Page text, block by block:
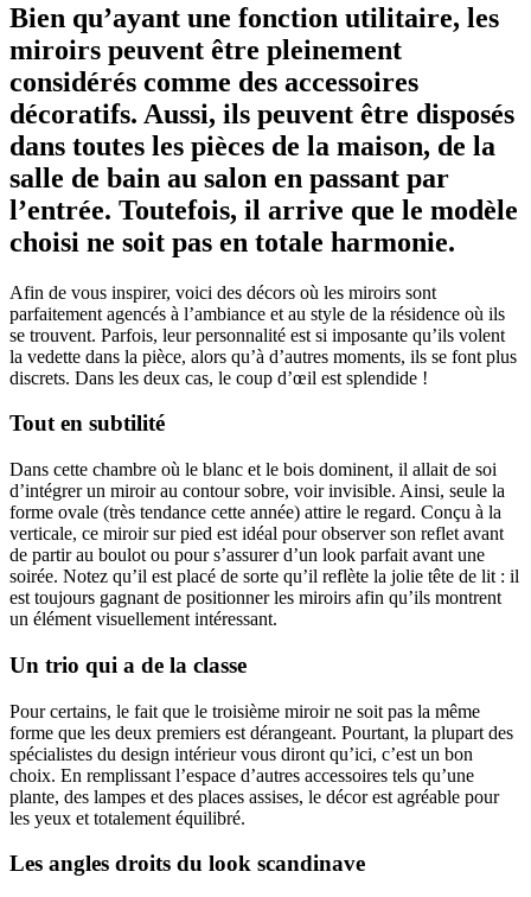
Bien qu’ayant une fonction utilitaire, les
miroirs peuvent être pleinement
considérés comme des accessoires
décoratifs. Aussi, ils peuvent être disposés
dans toutes les pièces de la maison, de la
salle de bain au salon en passant par
l’entrée. Toutefois, il arrive que le modèle
choisi ne soit pas en totale harmonie.
Afin de vous inspirer, voici des décors où les miroirs sont
parfaitement agencés à l’ambiance et au style de la résidence où ils
se trouvent. Parfois, leur personnalité est si imposante qu’ils volent
la vedette dans la pièce, alors qu’à d’autres moments, ils se font plus
discrets. Dans les deux cas, le coup d’œil est splendide !
Tout en subtilité
Dans cette chambre où le blanc et le bois dominent, il allait de soi
d’intégrer un miroir au contour sobre, voir invisible. Ainsi, seule la
forme ovale (très tendance cette année) attire le regard. Conçu à la
verticale, ce miroir sur pied est idéal pour observer son reflet avant
de partir au boulot ou pour s’assurer d’un look parfait avant une
soirée. Notez qu’il est placé de sorte qu’il reflète la jolie tête de lit : il
est toujours gagnant de positionner les miroirs afin qu’ils montrent
un élément visuellement intéressant.
Un trio qui a de la classe
Pour certains, le fait que le troisième miroir ne soit pas la même
forme que les deux premiers est dérangeant. Pourtant, la plupart des
spécialistes du design intérieur vous diront qu’ici, c’est un bon
choix. En remplissant l’espace d’autres accessoires tels qu’une
plante, des lampes et des places assises, le décor est agréable pour
les yeux et totalement équilibré.
Les angles droits du look scandinave